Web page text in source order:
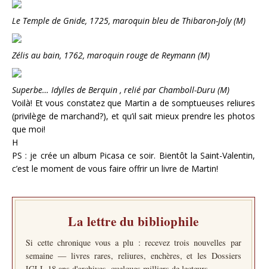
Le Temple de Gnide, 1725, maroquin bleu de Thibaron-Joly (M)
Zélis au bain, 1762, maroquin rouge de Reymann (M)
Superbe… Idylles de Berquin , relié par Chamboll-Duru (M)
Voilà! Et vous constatez que Martin a de somptueuses reliures
(privilège de marchand?), et qu’il sait mieux prendre les photos
que moi!
H
PS : je crée un album Picasa ce soir. Bientôt la Saint-Valentin,
c’est le moment de vous faire offrir un livre de Martin!
La lettre du bibliophile
Si cette chronique vous a plu : recevez trois nouvelles par
semaine — livres rares, reliures, enchères, et les Dossiers